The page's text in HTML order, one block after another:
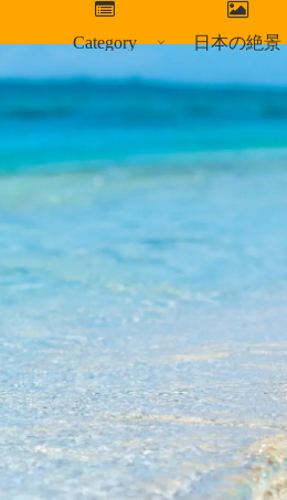
Category 日本の絶景